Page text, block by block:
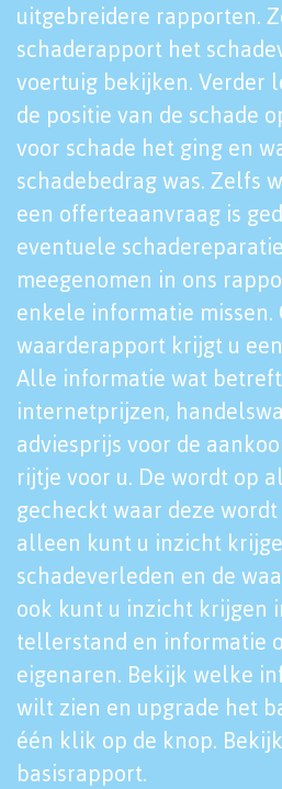
uitgebreidere rapporten.
schaderapport het
voertuig bekijken. Verder
de positie van de schade
voor schade het ging en
schadebedrag was. Zelfs
een offerteaanvraag is
eventuele
meegenomen in ons
enkele informatie missen.
waarderapport krijgt u
Alle informatie wat
internetprijzen,
adviesprijs voor de
rijtje voor u. De wordt op
gecheckt waar deze
alleen kunt u inzicht
schadeverleden en de
ook kunt u inzicht krijgen
tellerstand en informatie
eigenaren. Bekijk welke
wilt zien en upgrade het
één klik op de knop. Bekijk
basisrapport.